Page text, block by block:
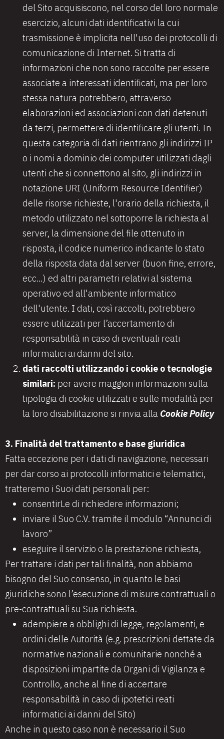
del Sito acquisiscono, nel corso del loro normale
esercizio, alcuni dati identificativi la cui
trasmissione è implicita nell'uso dei protocolli di
comunicazione di Internet. Si tratta di
informazioni che non sono raccolte per essere
associate a interessati identificati, ma per loro
stessa natura potrebbero, attraverso
elaborazioni ed associazioni con dati detenuti
da terzi, permettere di identificare gli utenti. In
questa categoria di dati rientrano gli indirizzi IP
o i nomi a dominio dei computer utilizzati dagli
utenti che si connettono al sito, gli indirizzi in
notazione URI (Uniform Resource Identifier)
delle risorse richieste, l'orario della richiesta, il
metodo utilizzato nel sottoporre la richiesta al
server, la dimensione del file ottenuto in
risposta, il codice numerico indicante lo stato
della risposta data dal server (buon fine, errore,
ecc...) ed altri parametri relativi al sistema
operativo ed all'ambiente informatico
dell'utente. I dati, così raccolti, potrebbero
essere utilizzati per l’accertamento di
responsabilità in caso di eventuali reati
informatici ai danni del sito.
dati raccolti utilizzando i cookie o tecnologie
similari: per avere maggiori informazioni sulla
tipologia di cookie utilizzati e sulle modalità per
la loro disabilitazione si rinvia alla Cookie Policy
3. Finalità del trattamento e base giuridica
Fatta eccezione per i dati di navigazione, necessari
per dar corso ai protocolli informatici e telematici,
tratteremo i Suoi dati personali per:
consentirLe di richiedere informazioni;
inviare il Suo C.V. tramite il modulo “Annunci di
lavoro”
eseguire il servizio o la prestazione richiesta,
Per trattare i dati per tali finalità, non abbiamo
bisogno del Suo consenso, in quanto le basi
giuridiche sono l’esecuzione di misure contrattuali o
pre-contrattuali su Sua richiesta.
adempiere a obblighi di legge, regolamenti, e
ordini delle Autorità (e.g. prescrizioni dettate da
normative nazionali e comunitarie nonché a
disposizioni impartite da Organi di Vigilanza e
Controllo, anche al fine di accertare
responsabilità in caso di ipotetici reati
informatici ai danni del Sito)
Anche in questo caso non è necessario il Suo